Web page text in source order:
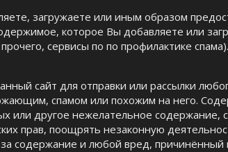
загружаете или иным образом
которое Вы добавляете или
сервисы по по профилактике
сайт для отправки или рассылки
спамом или похожим на него.
или другое нежелательное
прав, поощрять незаконную
содержание и любой вред,